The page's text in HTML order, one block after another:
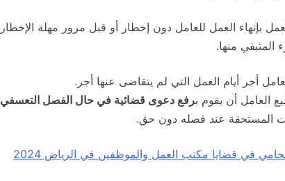
المتبقي منها.
أجر أيام العمل التي لم يتقاضى عنها أجر.
العامل أن يقوم برفع دعوى قضائية في حال الفصل التعسفي
المستحقة عند فصله دون حق.
في قضايا مكتب العمل والموظفين في الرياض 2024